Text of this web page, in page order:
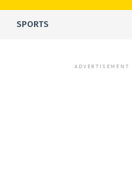
SPORTS
ADVERTISEMENT